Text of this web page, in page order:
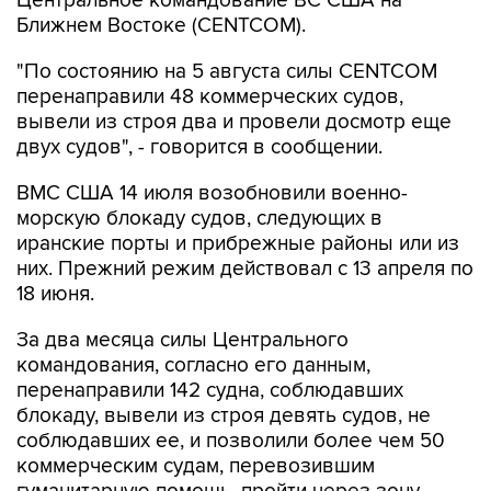
Ближнем Востоке (CENTCOM).
"По состоянию на 5 августа силы CENTCOM
перенаправили 48 коммерческих судов,
вывели из строя два и провели досмотр еще
двух судов", - говорится в сообщении.
ВМС США 14 июля возобновили военно-
морскую блокаду судов, следующих в
иранские порты и прибрежные районы или из
них. Прежний режим действовал с 13 апреля по
18 июня.
За два месяца силы Центрального
командования, согласно его данным,
перенаправили 142 судна, соблюдавших
блокаду, вывели из строя девять судов, не
соблюдавших ее, и позволили более чем 50
коммерческим судам, перевозившим